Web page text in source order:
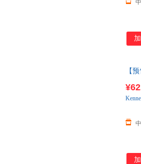
【